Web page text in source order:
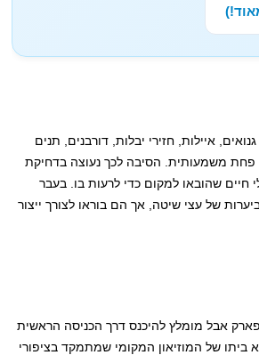
איילות, חזירי יבלות, דורבנים, תנים
פחת משמעותית. הסיבה לכך נעוצה בדחיקת
חיים שהובאו למקום כדי לרעות בו. בעבר
של עצי שיטה, אך הם בוראו לצורך ייצור
אבל מומלץ להיכנס דרך הכניסה הראשית
ביתו של המוזיאון המקומי שמתמקד בציפורי